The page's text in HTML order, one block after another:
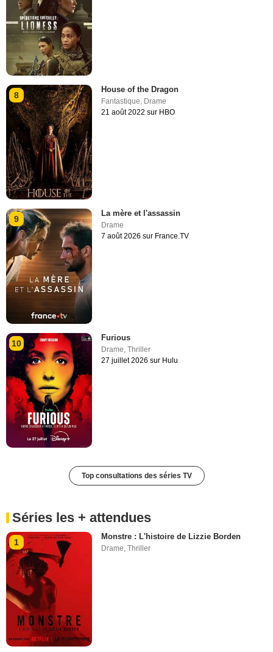
8
House of the Dragon
Fantastique, Drame
21 août 2022 sur HBO
9
La mère et l'assassin
Drame
7 août 2026 sur France.TV
10
Furious
Drame ,Thriller
27 juillet 2026 sur Hulu
Top consultations des séries TV
Séries les + attendues
1
Monstre : L'histoire de Lizzie Borden
Drame,Thriller